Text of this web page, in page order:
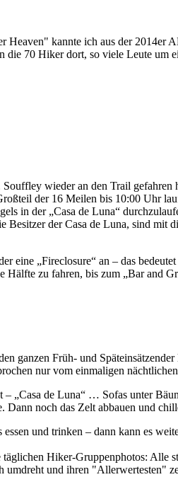
Heaven" kannte ich aus der 2014er
die 70 Hiker dort, so viele Leute um
Souffley wieder an den Trail
der 16 Meilen bis 10:00 Uhr
in der „Casa de Luna“
Besitzer der Casa de Luna, sind mit
eine „Fireclosure“ an – das
Hälfte zu fahren, bis zum „Bar and
ganzen Früh- und
nur vom einmaligen
– „Casa de Luna“ … Sofas unter
Dann noch das Zelt abbauen und
essen und trinken – dann kann es
Hiker-Gruppenphotos: Alle
umdreht und ihren "Allerwertesten"